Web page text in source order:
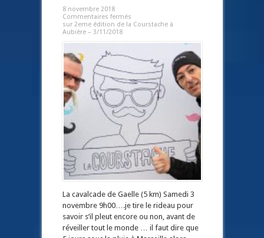
8 novembre 2018
Commentaires fermés
sur 2eme édition de la Courstache à
Aubière – 3/11/2018
La cavalcade de Gaelle (5 km) Samedi 3
novembre 9h00….je tire le rideau pour
savoir s’il pleut encore ou non, avant de
réveiller tout le monde … il faut dire que